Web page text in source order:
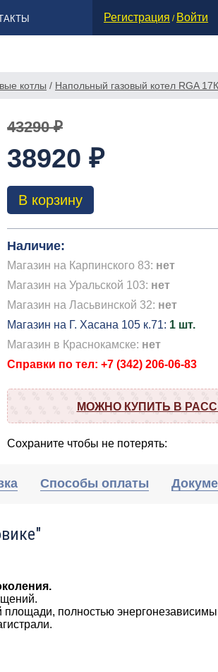
Регистрация / Войти
котлы / Напольный газовый котел RGA 17К
43290 ₽
38920 ₽
В корзину
Наличие:
Магазин на Карпинского 83: нет
Магазин на Уральской 103: нет
Магазин на Ласьвинской 32: нет
Магазин на Г. Хасана 105 к.71: 1 шт.
Магазин в Краснокамске: нет
Справки по тел: +7 (342) 206-06-83
МОЖНО КУПИТЬ В
Сохраните чтобы не потерять:
Способы оплаты
полностью